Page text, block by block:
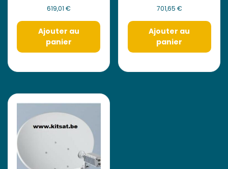
619,01 €
Ajouter au
panier
701,65 €
Ajouter au
panier